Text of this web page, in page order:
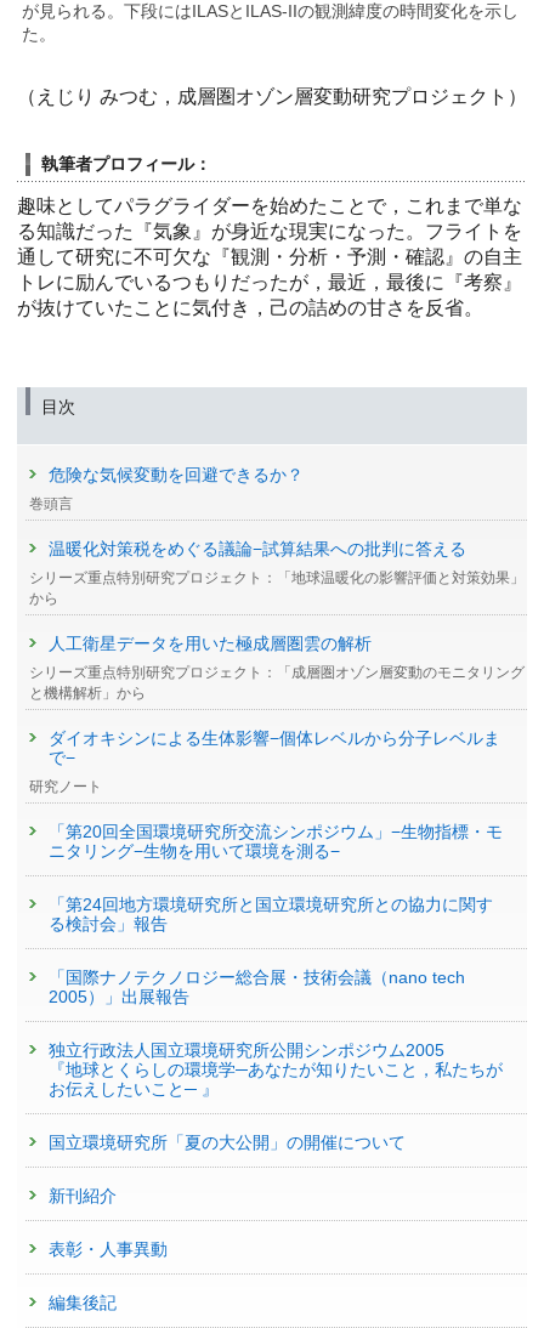
が見られる。下段にはILASとILAS-IIの観測緯度の時間変化を示し
た。
（えじり みつむ，成層圏オゾン層変動研究プロジェクト）
執筆者プロフィール：
趣味としてパラグライダーを始めたことで，これまで単な
る知識だった『気象』が身近な現実になった。フライトを
通して研究に不可欠な『観測・分析・予測・確認』の自主
トレに励んでいるつもりだったが，最近，最後に『考察』
が抜けていたことに気付き，己の詰めの甘さを反省。
目次
危険な気候変動を回避できるか？
巻頭言
温暖化対策税をめぐる議論−試算結果への批判に答える
シリーズ重点特別研究プロジェクト：「地球温暖化の影響評価と対策効果」
から
人工衛星データを用いた極成層圏雲の解析
シリーズ重点特別研究プロジェクト：「成層圏オゾン層変動のモニタリング
と機構解析」から
ダイオキシンによる生体影響−個体レベルから分子レベルま
で−
研究ノート
「第20回全国環境研究所交流シンポジウム」−生物指標・モ
ニタリング−生物を用いて環境を測る−
「第24回地方環境研究所と国立環境研究所との協力に関す
る検討会」報告
「国際ナノテクノロジー総合展・技術会議（nano tech
2005）」出展報告
独立行政法人国立環境研究所公開シンポジウム2005
『地球とくらしの環境学─あなたが知りたいこと，私たちが
お伝えしたいこと─ 』
国立環境研究所「夏の大公開」の開催について
新刊紹介
表彰・人事異動
編集後記